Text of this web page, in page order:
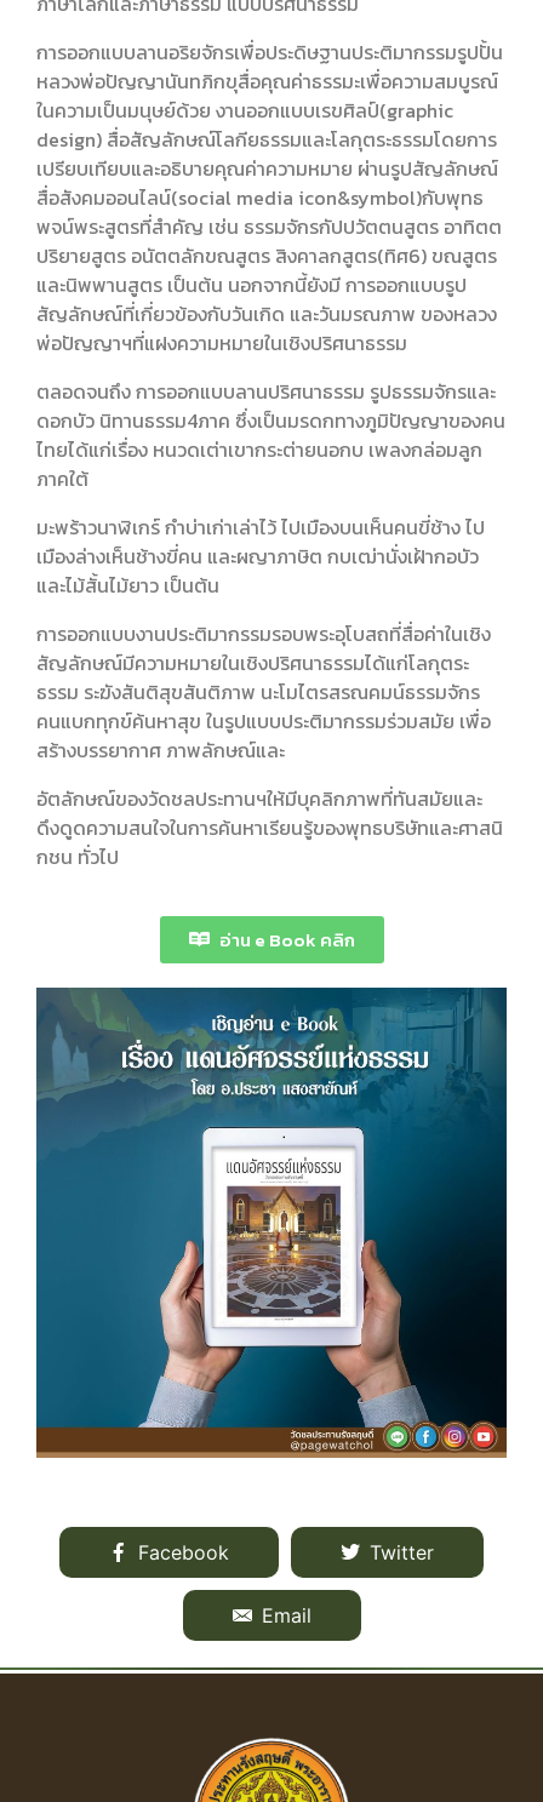
การออกแบบลานอริยจักรเพื่อประดิษฐานประติมากรรมรูปปั้น
หลวงพ่อปัญญานันทภิกขุสื่อคุณค่าธรรมะเพื่อความสมบูรณ์
ในความเป็นมนุษย์ด้วย งานออกแบบเรขศิลป์(graphic
design) สื่อสัญลักษณ์โลกียธรรมและโลกุตระธรรมโดยการ
เปรียบเทียบและอธิบายคุณค่าความหมาย ผ่านรูปสัญลักษณ์
สื่อสังคมออนไลน์(social media icon&symbol)กับพุทธ
พจน์พระสูตรที่สำคัญ เช่น ธรรมจักรกัปปวัตตนสูตร อาทิตต
ปริยายสูตร อนัตตลักขณสูตร สิงคาลกสูตร(ทิศ6) ขณสูตร
และนิพพานสูตร เป็นต้น นอกจากนี้ยังมี การออกแบบรูป
สัญลักษณ์ที่เกี่ยวข้องกับวันเกิด และวันมรณภาพ ของหลวง
พ่อปัญญาฯที่แฝงความหมายในเชิงปริศนาธรรม
ตลอดจนถึง การออกแบบลานปริศนาธรรม รูปธรรมจักรและ
ดอกบัว นิทานธรรม4ภาค ซึ่งเป็นมรดกทางภูมิปัญญาของคน
ไทยได้แก่เรื่อง หนวดเต่าเขากระต่ายนอกบ เพลงกล่อมลูก
ภาคใต้
มะพร้าวนาฬิเกร์ กำบ่าเก่าเล่าไว้ ไปเมืองบนเห็นคนขี่ช้าง ไป
เมืองล่างเห็นช้างขี่คน และผญาภาษิต กบเฒ่านั่งเฝ้ากอบัว
และไม้สั้นไม้ยาว เป็นต้น
การออกแบบงานประติมากรรมรอบพระอุโบสถที่สื่อค่าในเชิง
สัญลักษณ์มีความหมายในเชิงปริศนาธรรมได้แก่โลกุตระ
ธรรม ระฆังสันติสุขสันติภาพ นะโมไตรสรณคมน์ธรรมจักร
คนแบกทุกข์ค้นหาสุข ในรูปแบบประติมากรรมร่วมสมัย เพื่อ
สร้างบรรยากาศ ภาพลักษณ์และ
อัตลักษณ์ของวัดชลประทานฯให้มีบุคลิกภาพที่ทันสมัยและ
ดึงดูดความสนใจในการค้นหาเรียนรู้ของพุทธบริษัทและศาสนิ
กชน ทั่วไป
อ่าน e Book คลิก
Facebook Twitter
Email